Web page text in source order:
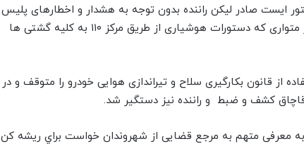
مظنون که دستور ایست صادر لیکن راننده بدون توجه به هشدار و اخطارهای پلیس
با سرعت جنون آمیزی به سمت شهر نیشابور متواری که دستورات هوشیاری از طریق مرکز ۱۱۰ به کلیه گشتی ها
از قانون بکارگیری سلاح و تیراندازی هوایی خودرو را متوقف و در
کشف و ضبط و راننده نیز دستگیر شد.
به معرفی متهم به مرجع قضایی از شهروندان خواست براي ریشه کن